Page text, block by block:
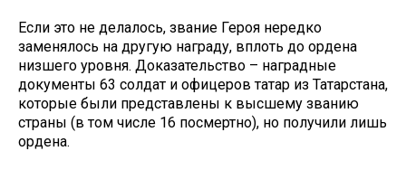
Если это не делалось, звание Героя нередко
заменялось на другую награду, вплоть до ордена
низшего уровня. Доказательство – наградные
документы 63 солдат и офицеров татар из Татарстана,
которые были представлены к высшему званию
страны (в том числе 16 посмертно), но получили лишь
ордена.